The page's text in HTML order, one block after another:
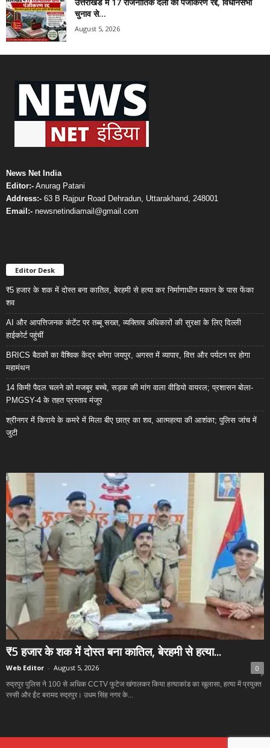
उत्तराखंड में 17 राजनीतिक दलों का पंजीकरण रद्द, विधानसभा
चुनाव से...
August 5, 2026
News Net India
Editor:- Anurag Patani
Address:- 63 B Rajpur Road Dehradun, Uttarakhand, 248001
Email:- newsnetindiamail@gmail.com
Editor Desk
₹5 हजार के शक में दोस्त बना कातिल, बेरहमी से हत्या कर निर्माणाधीन मकान के पास फेंका
शव
AI और आपत्तिजनक कंटेंट पर तब्बू सख्त, व्यक्तित्व अधिकारों की सुरक्षा के लिए दिल्ली
हाईकोर्ट पहुंचीं
BRICS बैठकों का वैश्विक केंद्र बनेगा जयपुर, अगस्त में व्यापार, वित्त और पर्यटन पर होगा
महामंथन
14 किमी पैदल चलने को मजबूर बच्चे, सड़क की मांग वाला वीडियो वायरल; प्रशासन बोला-
PMGSY-4 के तहत प्रस्ताव मंजूर
श्रीनगर में किराये के कमरे में मिला बीए छात्र का शव, आत्महत्या की आशंका; पुलिस जांच में
जुटी
₹5 हजार के शक में दोस्त बना कातिल, बेरहमी से हत्या...
Web Editor - August 5, 2026 0
रुद्रपुर पुलिस ने 100 से अधिक CCTV फुटेज खंगालकर किया हत्याकांड का खुलासा, हत्या में प्रयुक्त
रस्सी और ईंट बरामद रुद्रपुर। उधम सिंह नगर के...